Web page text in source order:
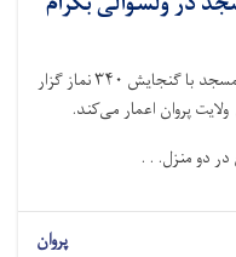
وزارت شهرسازی و اراضی تعمیر یک محراب مسجد با گنجایش ۳۴۰ نماز گزار
پروان اعمار می‌کند.
پروان